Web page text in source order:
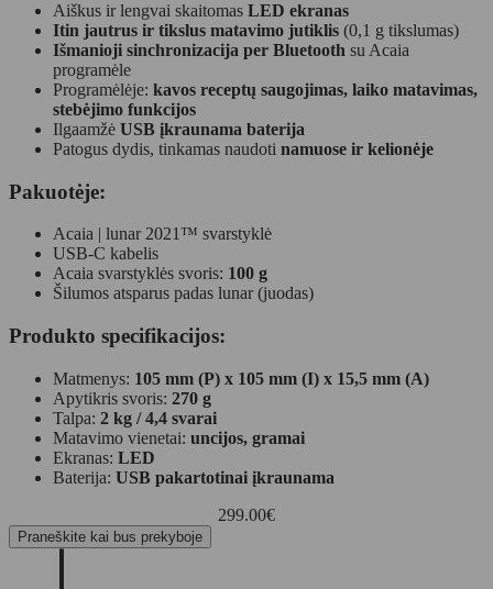
Aiškus ir lengvai skaitomas LED ekranas
Itin jautrus ir tikslus matavimo jutiklis (0,1 g tikslumas)
Išmanioji sinchronizacija per Bluetooth su Acaia
programėle
Programėlėje: kavos receptų saugojimas, laiko matavimas,
stebėjimo funkcijos
Ilgaamžė USB įkraunama baterija
Patogus dydis, tinkamas naudoti namuose ir kelionėje
Pakuotėje:
Acaia | lunar 2021™ svarstyklė
USB-C kabelis
Acaia svarstyklės svoris: 100 g
Šilumos atsparus padas lunar (juodas)
Produkto specifikacijos:
Matmenys: 105 mm (P) x 105 mm (I) x 15,5 mm (A)
Apytikris svoris: 270 g
Talpa: 2 kg / 4,4 svarai
Matavimo vienetai: uncijos, gramai
Ekranas: LED
Baterija: USB pakartotinai įkraunama
299.00€
Praneškite kai bus prekyboje